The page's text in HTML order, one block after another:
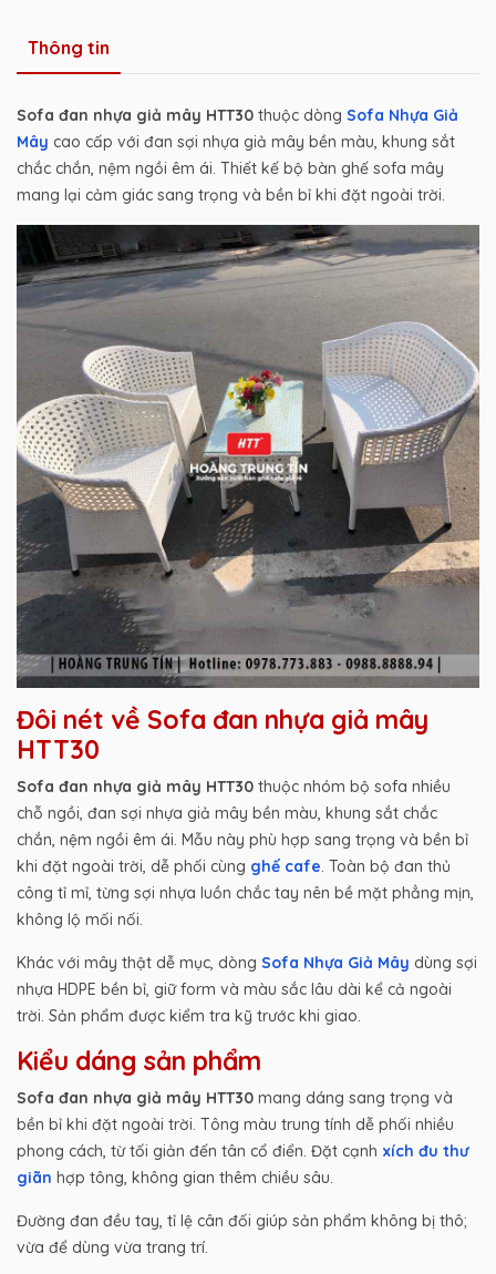
Thông tin
Sofa đan nhựa giả mây HTT30 thuộc dòng Sofa Nhựa Giả
Mây cao cấp với đan sợi nhựa giả mây bền màu, khung sắt
chắc chắn, nệm ngồi êm ái. Thiết kế bộ bàn ghế sofa mây
mang lại cảm giác sang trọng và bền bỉ khi đặt ngoài trời.
Đôi nét về Sofa đan nhựa giả mây
HTT30
Sofa đan nhựa giả mây HTT30 thuộc nhóm bộ sofa nhiều
chỗ ngồi, đan sợi nhựa giả mây bền màu, khung sắt chắc
chắn, nệm ngồi êm ái. Mẫu này phù hợp sang trọng và bền bỉ
khi đặt ngoài trời, dễ phối cùng ghế cafe . Toàn bộ đan thủ
công tỉ mỉ, từng sợi nhựa luồn chắc tay nên bề mặt phẳng mịn,
không lộ mối nối.
Khác với mây thật dễ mục, dòng Sofa Nhựa Giả Mây dùng sợi
nhựa HDPE bền bỉ, giữ form và màu sắc lâu dài kể cả ngoài
trời. Sản phẩm được kiểm tra kỹ trước khi giao.
Kiểu dáng sản phẩm
Sofa đan nhựa giả mây HTT30 mang dáng sang trọng và
bền bỉ khi đặt ngoài trời. Tông màu trung tính dễ phối nhiều
phong cách, từ tối giản đến tân cổ điển. Đặt cạnh xích đu thư
giãn hợp tông, không gian thêm chiều sâu.
Đường đan đều tay, tỉ lệ cân đối giúp sản phẩm không bị thô;
vừa để dùng vừa trang trí.